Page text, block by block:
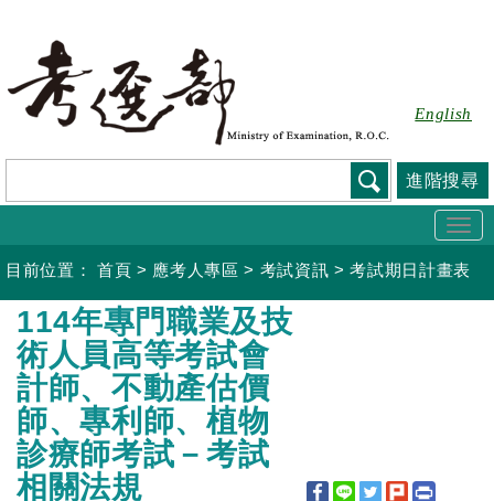
要
容
English
進階搜尋
目前位置： 首頁 > 應考人專區 > 考試資訊 >考試期日計畫表
:::
114年專門職業及技
術人員高等考試會
計師、不動產估價
師、專利師、植物
診療師考試－考試
相關法規